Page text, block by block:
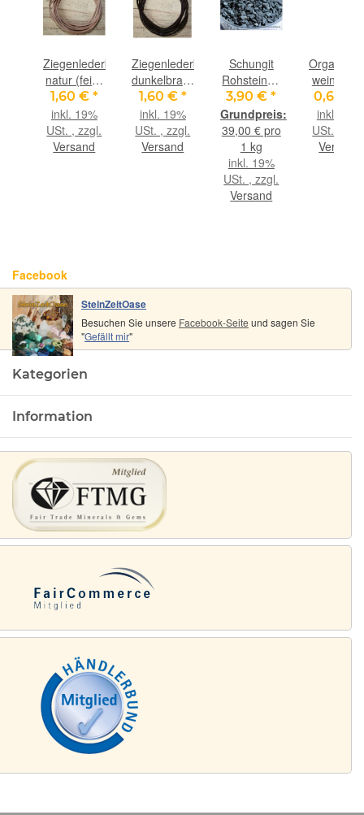
Ziegenlederband
natur (fein-
weich), ca.
1,4 mm
Durchm.,
ca. 1 m
1,60 € *
inkl. 19%
USt. , zzgl.
Versand
Ziegenlederband
dunkelbraun
(fein-
weich), ca.
1,4 mm
Durchm.,
1,60 € *
inkl. 19%
USt. , zzgl.
Versand
Schungit
Rohsteine /
Granulat -
Sonderqualität
- ca. 100 g
3,90 €*
39,00 € pro
1 kg
inkl. 19%
USt. , zzgl.
Versand
weinrot
Kordel,
klein, ca.
cm x 10
0,60 €
inkl. 19%
USt. ,
Versand
Facebook
SteinZeitOase
Besuchen Sie unsere Facebook-Seite und sagen Sie
"Gefällt mir"
Kategorien
Information